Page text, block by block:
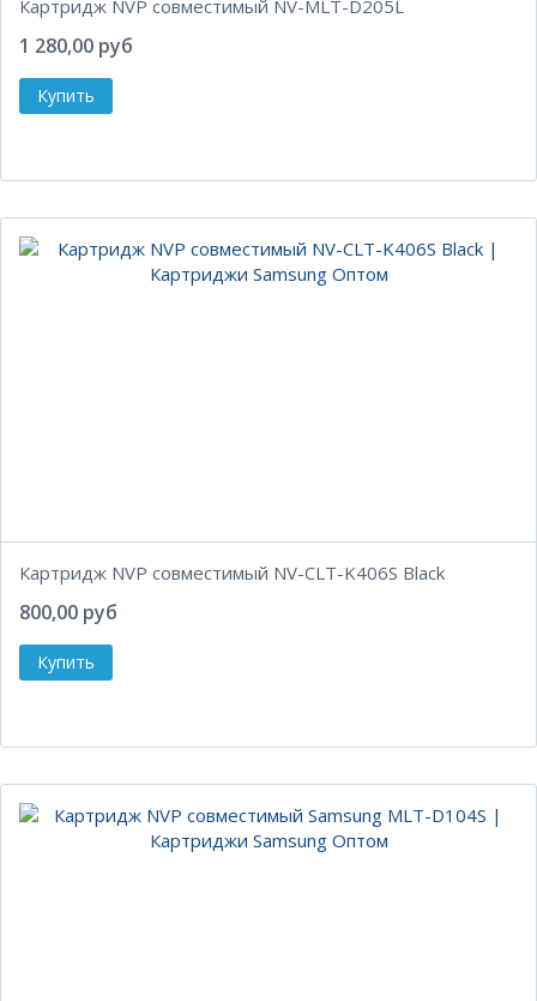
Картридж NVP совместимый NV-MLT-D205L
1 280,00 руб
Картридж NVP совместимый NV-CLT-K406S Black
800,00 руб